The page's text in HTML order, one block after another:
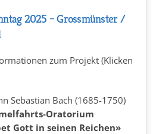
2025 – Grossmünster /
zum Projekt (Klicken
Sebastian Bach (1685-1750)
Oratorium
Gott in seinen Reichen»